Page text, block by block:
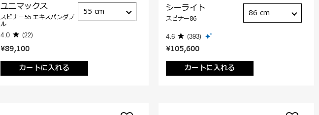
¥89,100
カートに入れる
ユニマックス
スピナー55 エキスパンダブ
ル
4.0 (22)
55 cm
¥105,600
カートに入れる
シーライト
スピナー86
4.6 (393)
86 cm